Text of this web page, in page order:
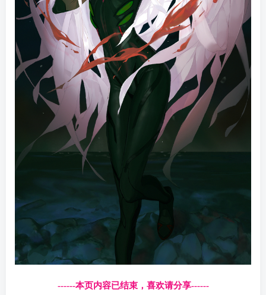
------本页内容已结束，喜欢请分享------